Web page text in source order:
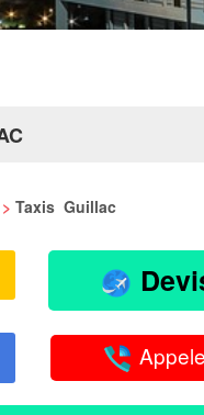
> Taxis Guillac